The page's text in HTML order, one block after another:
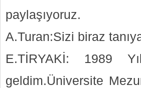
paylaşıyoruz.
A.Turan:Sizi biraz
E.TİRYAKİ: 1989
geldim.Üniversite